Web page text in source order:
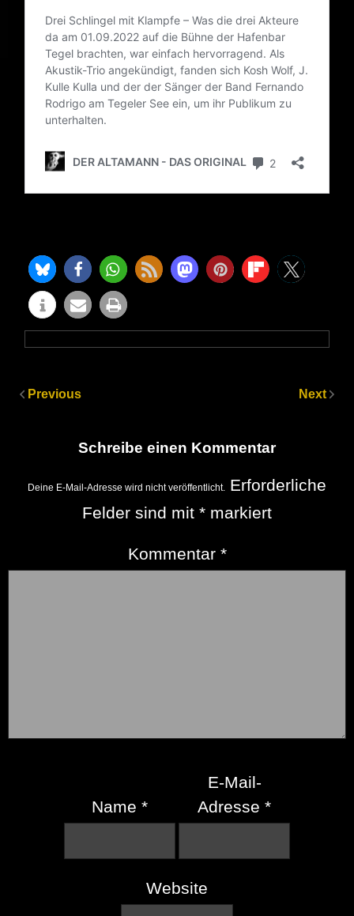
Previous Next
Schreibe einen Kommentar
Deine E-Mail-Adresse wird nicht veröffentlicht. Erforderliche
Felder sind mit * markiert
Kommentar *
Name *
E-Mail-
Adresse*
Website